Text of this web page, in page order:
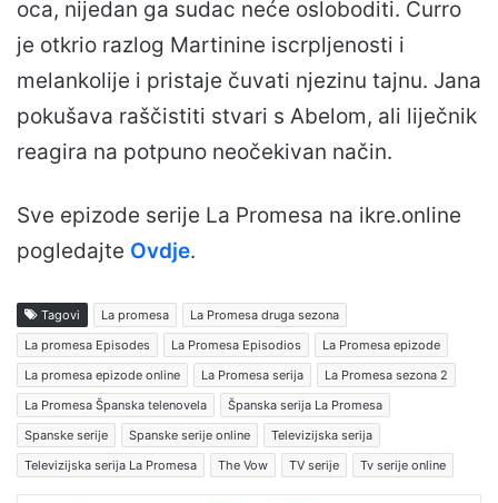
oca, nijedan ga sudac neće osloboditi. Curro
je otkrio razlog Martinine iscrpljenosti i
melankolije i pristaje čuvati njezinu tajnu. Jana
pokušava raščistiti stvari s Abelom, ali liječnik
reagira na potpuno neočekivan način.
Sve epizode serije La Promesa na ikre.online
pogledajte Ovdje.
Tagovi La promesa
La Promesa druga sezona
La promesa Episodes
La Promesa Episodios
La Promesa epizode
La promesa epizode online
La Promesa serija
La Promesa sezona 2
La Promesa Španska telenovela
Španska serija La Promesa
Spanske serije
Spanske serije online
Televizijska serija
Televizijska serija La Promesa
The Vow TV serije Tv serije online